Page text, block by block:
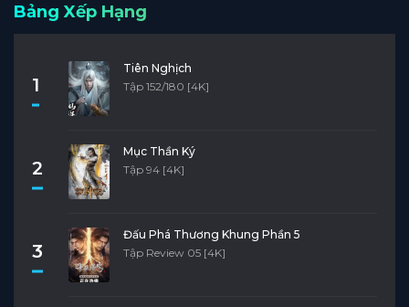
Bảng Xếp Hạng
1
Tiên Nghịch
Tập 152/180 [4K]
2
Mục Thần Ký
Tập 94 [4K]
3
Đấu Phá Thương Khung Phần 5
Tập Review 05 [4K]